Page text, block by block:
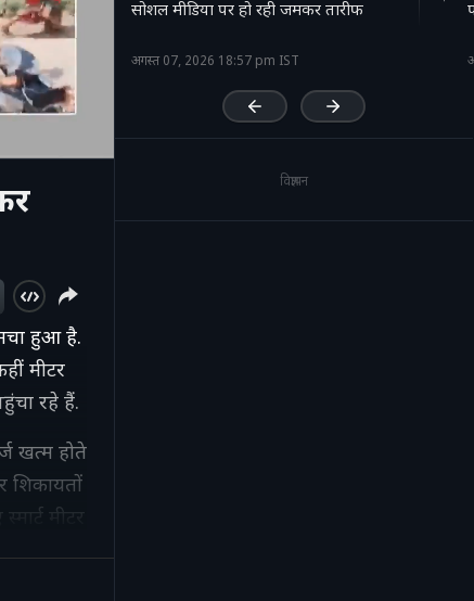
'
हुआ है.
मीटर
रहे हैं.
खत्म होते
शिकायतों
मीटर
सोशल मीडिया पर हो रही जमकर तारीफ
अगस्त 07, 2026 18:57 pm IST
विज्ञापन